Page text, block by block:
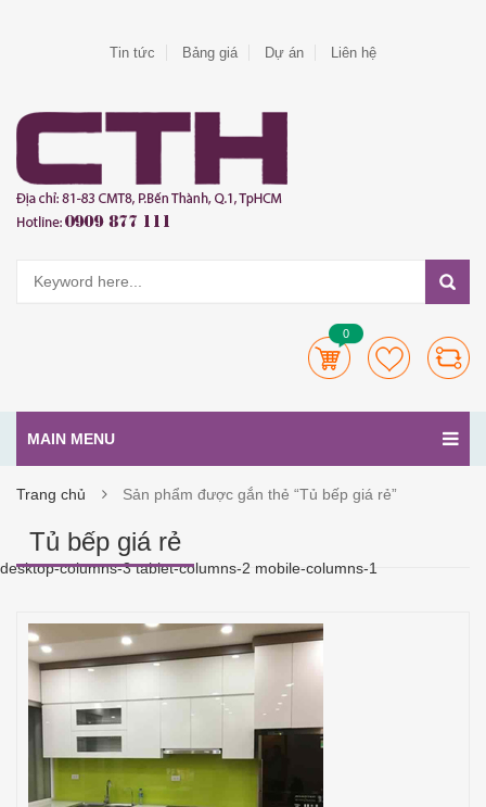
Tin tức Bảng giá Dự án Liên hệ
0
MAIN MENU
Trang chủ Sản phẩm được gắn thẻ “Tủ bếp giá rẻ”
Tủ bếp giá rẻ
desktop-columns-3 tablet-columns-2 mobile-columns-1